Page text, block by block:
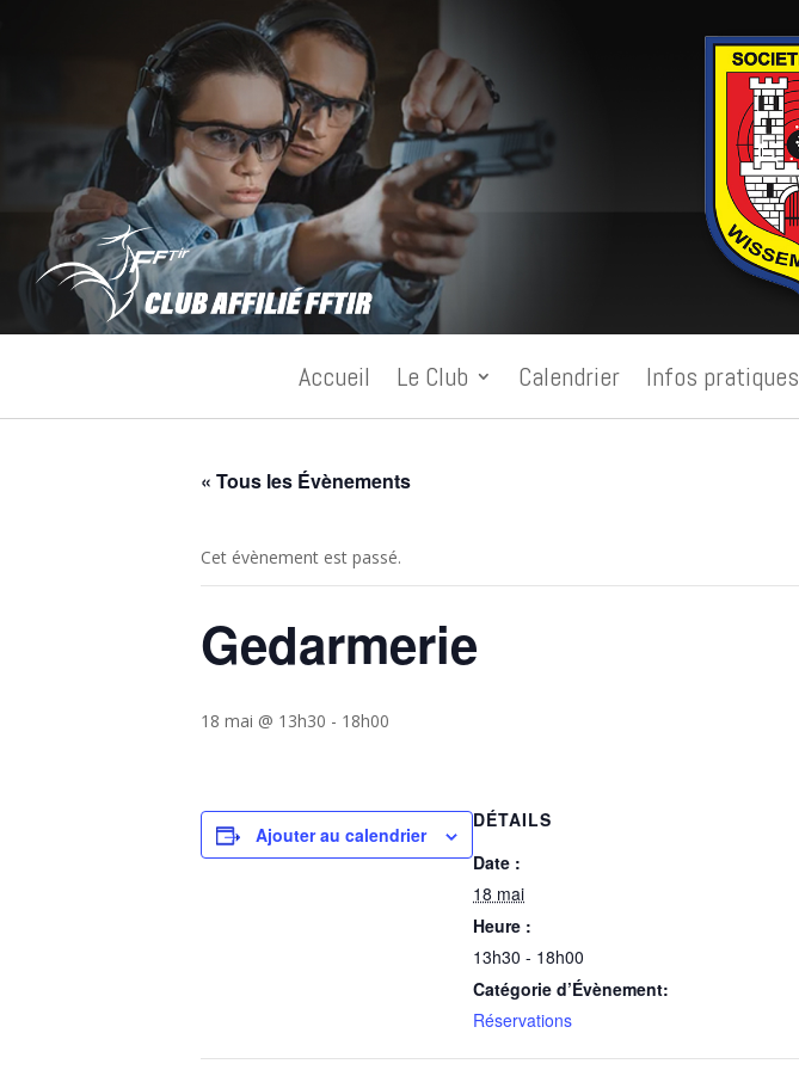
Accueil Le Club Calendrier Infos pratiques
« Tous les Évènements
Cet évènement est passé.
Gedarmerie
18 mai @ 13h30 - 18h00
Ajouter au calendrier
DÉTAILS
Date :
18 mai
Heure :
13h30 - 18h00
Catégorie d’Évènement:
Réservations